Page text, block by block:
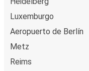
Luxemburgo
Aeropuerto de Berlín
Metz
Reims